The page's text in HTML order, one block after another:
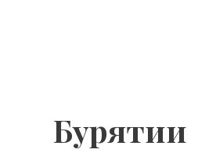
Бурятии